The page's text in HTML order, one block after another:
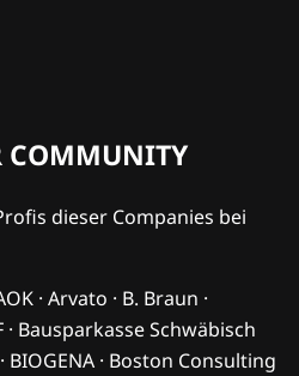
COMMUNITY
dieser Companies bei
· Arvato · B. Braun ·
· Bausparkasse Schwäbisch
BIOGENA · Boston Consulting